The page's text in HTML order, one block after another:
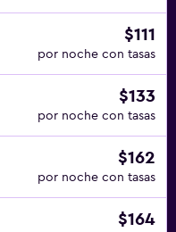
$111
por noche con tasas
$133
por noche con tasas
$162
por noche con tasas
$164